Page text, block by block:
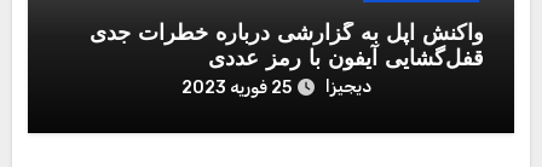
واکنش اپل به گزارشی درباره خطرات جدی
قفل‌گشایی آیفون با رمز عددی
دیجیزا 25 فوریه 2023